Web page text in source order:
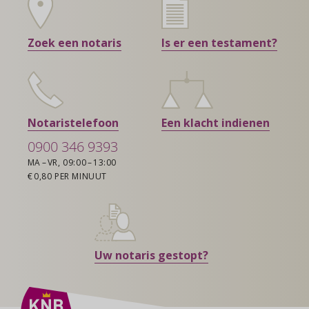
Zoek een notaris Is er een testament?
Notaristelefoon
0900 346 9393
MA – VR, 09:00 – 13:00
€ 0,80 PER MINUUT
Een klacht indienen
Uw notaris gestopt?